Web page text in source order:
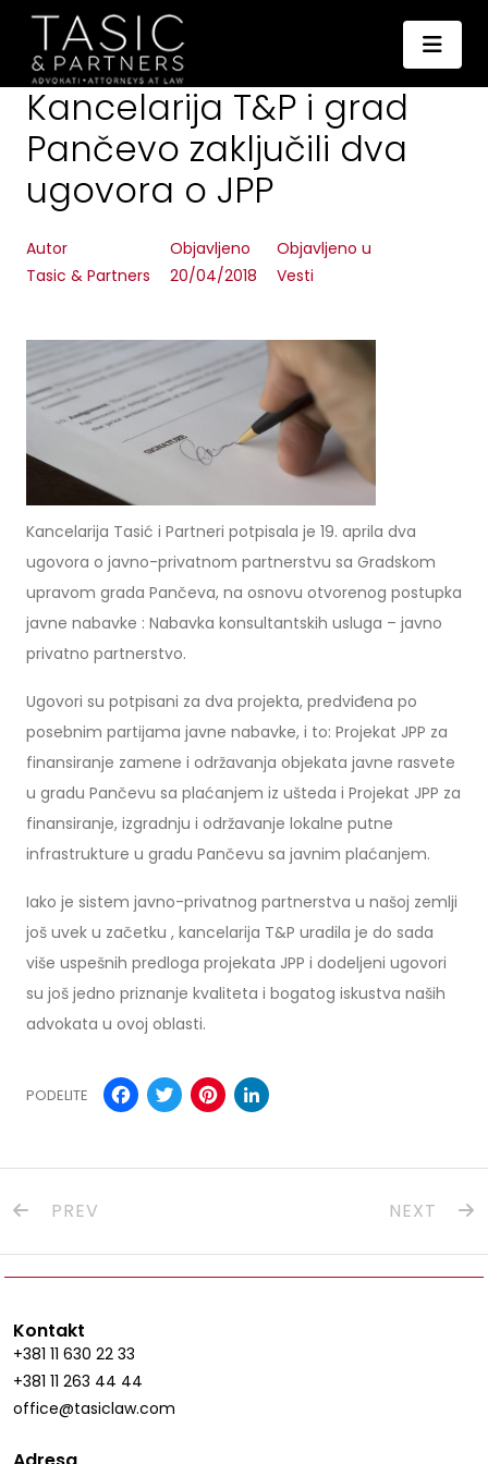
Kancelarija T&P i grad
Pančevo zaključili dva
ugovora o JPP
Autor
Tasic & Partners
Objavljeno
20/04/2018
Objavljeno u
Vesti
Kancelarija Tasić i Partneri potpisala je 19. aprila dva
ugovora o javno-privatnom partnerstvu sa Gradskom
upravom grada Pančeva, na osnovu otvorenog postupka
javne nabavke : Nabavka konsultantskih usluga – javno
privatno partnerstvo.
Ugovori su potpisani za dva projekta, predviđena po
posebnim partijama javne nabavke, i to: Projekat JPP za
finansiranje zamene i održavanja objekata javne rasvete
u gradu Pančevu sa plaćanjem iz ušteda i Projekat JPP za
finansiranje, izgradnju i održavanje lokalne putne
infrastrukture u gradu Pančevu sa javnim plaćanjem.
Iako je sistem javno-privatnog partnerstva u našoj zemlji
još uvek u začetku , kancelarija T&P uradila je do sada
više uspešnih predloga projekata JPP i dodeljeni ugovori
su još jedno priznanje kvaliteta i bogatog iskustva naših
advokata u ovoj oblasti.
PODELITE Facebook
TwitterPinterest
PREV NEXT
Kontakt
+381 11 630 22 33
+381 11 263 44 44
office@tasiclaw.com